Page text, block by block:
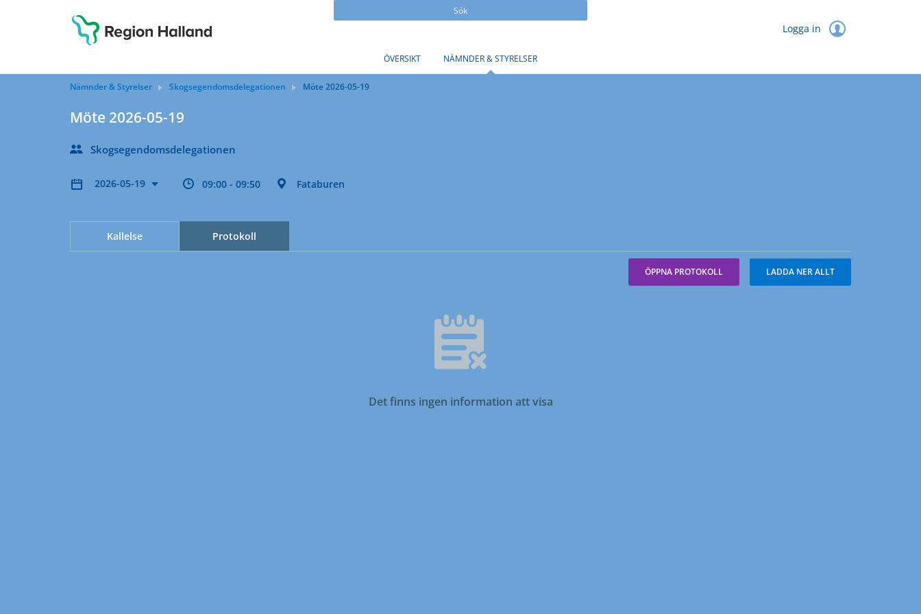
Sök
Logga in
ÖVERSIKT NÄMNDER & STYRELSER
Nämnder & Styrelser Skogsegendomsdelegationen Möte 2026-05-19
Möte 2026-05-19
Skogsegendomsdelegationen
2026-05-19 09:00 - 09:50 Fataburen
Kallelse Protokoll
ÖPPNA PROTOKOLL LADDA NER ALLT
Det finns ingen information att visa